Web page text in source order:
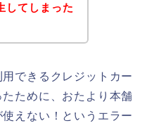
してしまった
できるクレジットカー
ために、おたより本舗
えない！というエラー